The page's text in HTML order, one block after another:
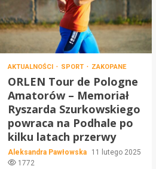
AKTUALNOŚCI SPORT ZAKOPANE
ORLEN Tour de Pologne
Amatorów – Memoriał
Ryszarda Szurkowskiego
powraca na Podhale po
kilku latach przerwy
Aleksandra Pawłowska
11 lutego 2025
1772